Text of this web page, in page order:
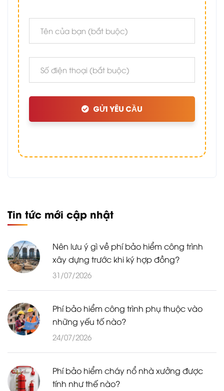
GỬI YÊU CẦU
Tin tức mới cập nhật
Nên lưu ý gì về phí bảo hiểm công trình
xây dựng trước khi ký hợp đồng?
31/07/2026
Phí bảo hiểm công trình phụ thuộc vào
những yếu tố nào?
24/07/2026
Phí bảo hiểm cháy nổ nhà xưởng được
tính như thế nào?